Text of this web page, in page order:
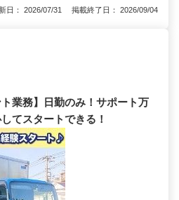
日： 2026/07/31 掲載終了日： 2026/09/04
ト業務】日勤のみ！サポート万
てスタートできる！